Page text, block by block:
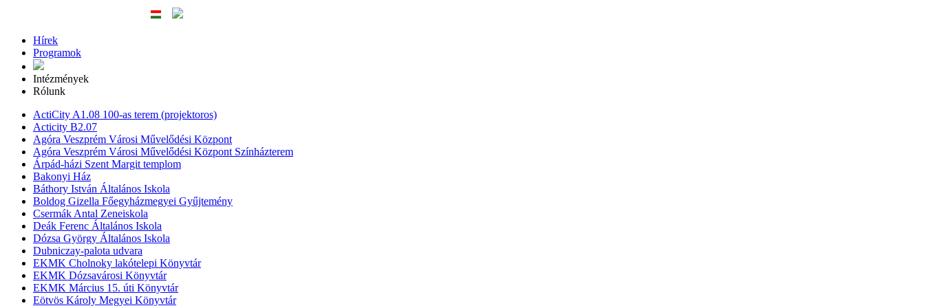
Hírek
Programok
Intézmények
Rólunk
ActiCity A1.08 100-as terem (projektoros)
Acticity B2.07
Agóra Veszprém Városi Művelődési Központ
Agóra Veszprém Városi Művelődési Központ Színházterem
Árpád-házi Szent Margit templom
Bakonyi Ház
Báthory István Általános Iskola
Boldog Gizella Főegyházmegyei Gyűjtemény
Csermák Antal Zeneiskola
Deák Ferenc Általános Iskola
Dózsa György Általános Iskola
Dubniczay-palota udvara
EKMK Cholnoky lakótelepi Könyvtár
EKMK Dózsavárosi Könyvtár
EKMK Március 15. úti Könyvtár
Eötvös Károly Megyei Könyvtár